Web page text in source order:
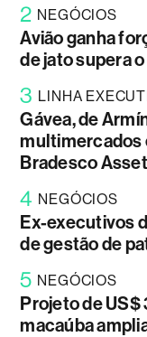
2 NEGÓCIOS
Avião ganha
de jato supera
3 LINHA
Gávea, de
multimercados
Bradesco Asset
4 NEGÓCIOS
Ex-executivos
de gestão de
5 NEGÓCIOS
Projeto de US$
macaúba